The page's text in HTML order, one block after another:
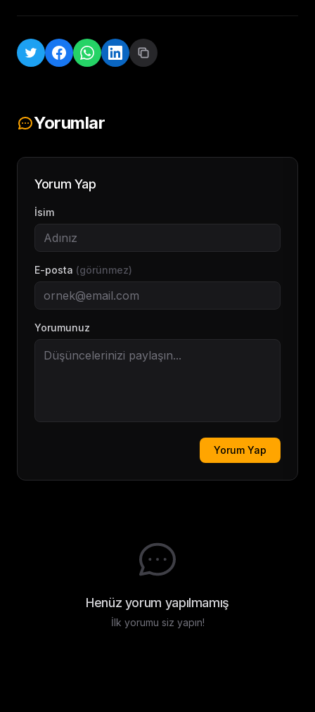
Yorumlar
Yorum Yap
İsim
E-posta (görünmez)
Yorumunuz
Yorum Yap
Henüz yorum yapılmamış
İlk yorumu siz yapın!